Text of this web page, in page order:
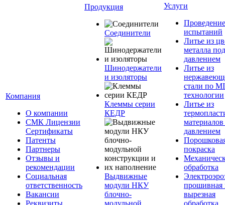
Компания
О компании
СМК Лицензии
Сертификаты
Патенты
Партнеры
Отзывы и
рекомендации
Социальная
ответственность
Вакансии
Реквизиты
Продукция
Соединители
Шинодержатели
и изоляторы
Клеммы серии
КЕДР
Выдвижные
модули НКУ
блочно-
модульной
Услуги
Проведение
испытаний
Литье из
металла под
давлением
Литье из
стали по
технологии
Литье из
давлением
покраска
обработка
прошивная
вырезная
обработка